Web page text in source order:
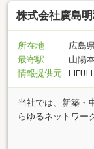
株式会社廣島明
所在地
広島
最寄駅
山陽
情報提供元
当社では、新築・
らゆるネットワー
ります。私たちが